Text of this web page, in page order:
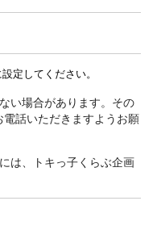
定してください。
い場合があります。その
話いただきますようお願
は、トキっ子くらぶ企画